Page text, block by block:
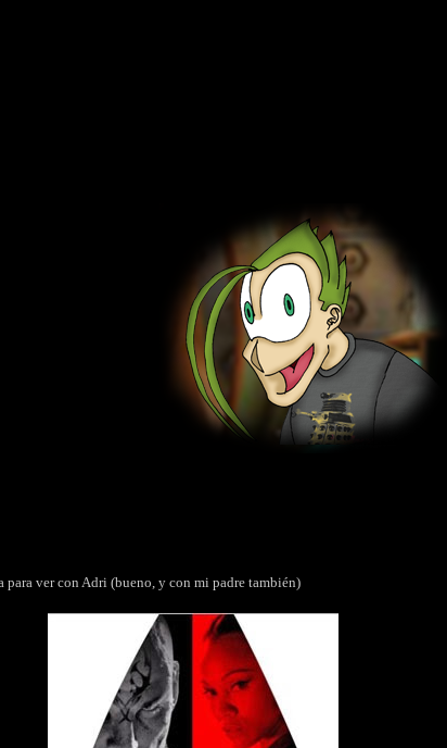
para ver con Adri (bueno, y con mi padre también)